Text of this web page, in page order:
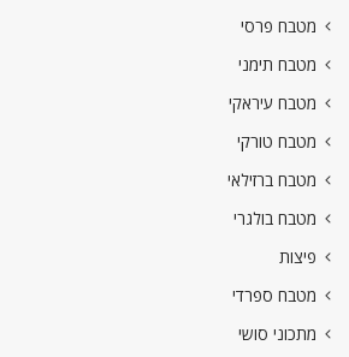
מטבח פרסי
מטבח תימני
מטבח עיראקי
מטבח טורקי
מטבח ברזילאי
מטבח בולגרי
פיצות
מטבח ספרדי
מתכוני סושי